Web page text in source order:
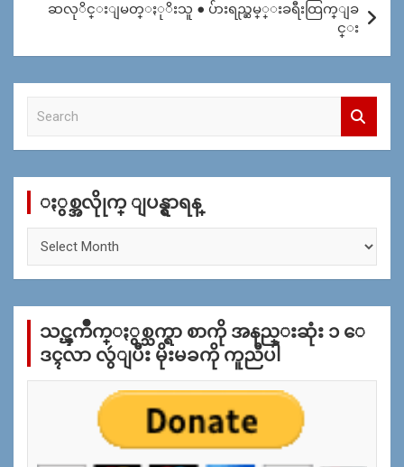
ဆလုိင္းျမတ္ႏုိးသူ ● ပ်ားရည္ဆမ္္းခရီးထြက္ျခ
င္း
c
ႏွစ္အလိုုက္ ျပန္ရွာရန္
က္
န္
သင္ၾကိဳက္ႏွစ္သက္ရာ စာကို အနည္းဆုံး ၁ ေ
ဒၚလာ လွဴျပီး မိုးမခကို ကူညီပါ